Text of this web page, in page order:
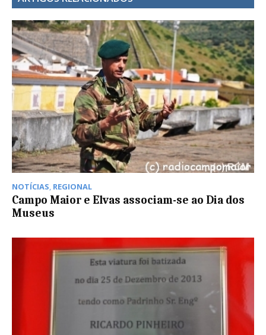
NOTÍCIAS, REGIONAL
Campo Maior e Elvas associam-se ao Dia dos
Museus